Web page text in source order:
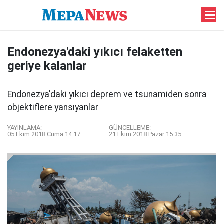
Endonezya'daki yıkıcı felaketten
geriye kalanlar
Endonezya'daki yıkıcı deprem ve tsunamiden sonra
objektiflere yansıyanlar
YAYINLAMA:
05 Ekim 2018 Cuma 14:17
GÜNCELLEME:
21 Ekim 2018 Pazar 15:35